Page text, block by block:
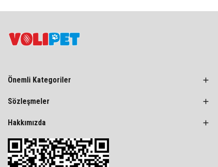
Önemli Kategoriler
Sözleşmeler
Hakkımızda